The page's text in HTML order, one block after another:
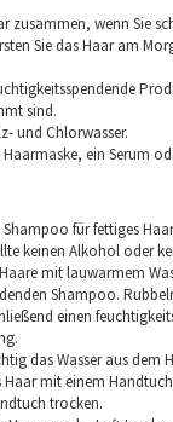
zusammen, wenn Sie
Sie das Haar am
sind.
und Chlorwasser.
Haarmaske, ein Serum
Shampoo für fettiges
keinen Alkohol oder
mit lauwarmem
Shampoo.
einen
das Wasser aus
Haar mit einem
trocken.